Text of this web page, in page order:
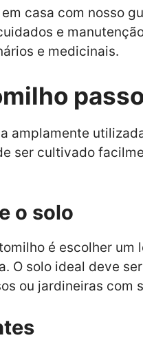
casa com nosso
e
e medicinais.
amplamente
ser cultivado
o solo
é escolher
O solo ideal deve
ou jardineiras com